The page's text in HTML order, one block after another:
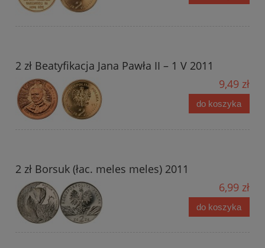
2 zł Beatyfikacja Jana Pawła II – 1 V 2011
9,49 zł
do koszyka
2 zł Borsuk (łac. meles meles) 2011
6,99 zł
do koszyka